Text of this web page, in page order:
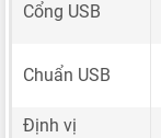
Cổng USB
Chuẩn USB
Định vị